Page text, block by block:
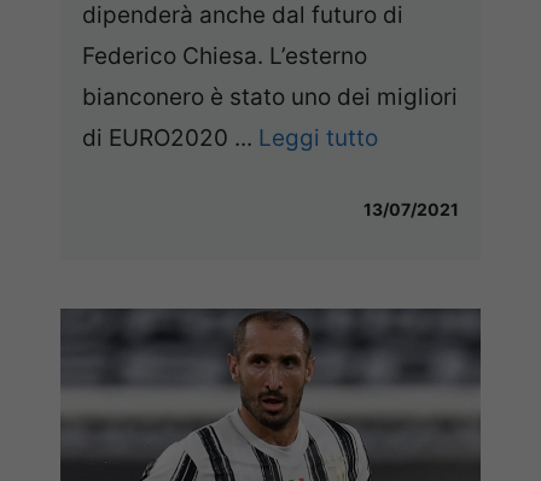
dipenderà anche dal futuro di
Federico Chiesa. L’esterno
bianconero è stato uno dei migliori
di EURO2020 ... Leggi tutto
13/07/2021